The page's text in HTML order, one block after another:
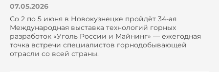
07.05.2026
Со 2 по 5 июня в Новокузнецке пройдёт 34-ая
Международная выставка технологий горных
разработок «Уголь России и Майнинг» — ежегодная
точка встречи специалистов горнодобывающей
отрасли со всей страны.